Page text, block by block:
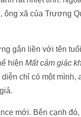
xã của Trương
gắn liền với tên
hiện Mất cảm giác
chỉ có một mình,
mới. Bên cạnh